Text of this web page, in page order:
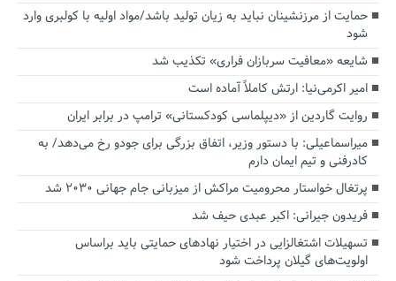
حمایت از مرزنشینان نباید به زیان تولید باشد/مواد اولیه با کولبری وارد
شود
شایعه «معافیت سربازان فراری» تکذیب شد
امیر اکرمی‌نیا: ارتش کاملاً آماده است
روایت گاردین از «دیپلماسی کودکستانی» ترامپ در برابر ایران
میراسماعیلی: با دستور وزیر، اتفاق بزرگی برای جودو رخ می‌دهد/ به
کادرفنی و تیم ایمان دارم
پرتغال خواستار محرومیت مراکش از میزبانی جام جهانی ۲۰۳۰ شد
فریدون جیرانی: اکبر عبدی حیف شد
تسهیلات اشتغالزایی در اختیار نهادهای حمایتی باید براساس
اولویت‌های گیلان پرداخت شود